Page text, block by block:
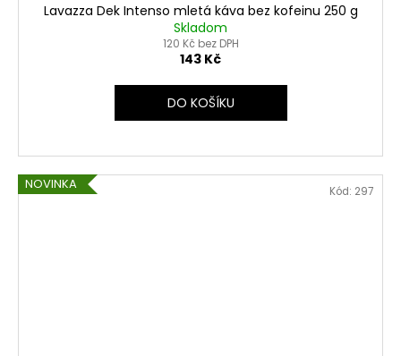
Lavazza Dek Intenso mletá káva bez kofeinu 250 g
Skladom
120 Kč bez DPH
143 Kč
DO KOŠÍKU
NOVINKA Kód: 297